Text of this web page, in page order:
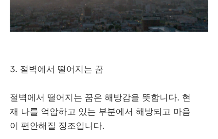
3. 절벽에서 떨어지는 꿈
절벽에서 떨어지는 꿈은 해방감을 뜻합니다. 현
재 나를 억압하고 있는 부분에서 해방되고 마음
이 편안해질 징조입니다.